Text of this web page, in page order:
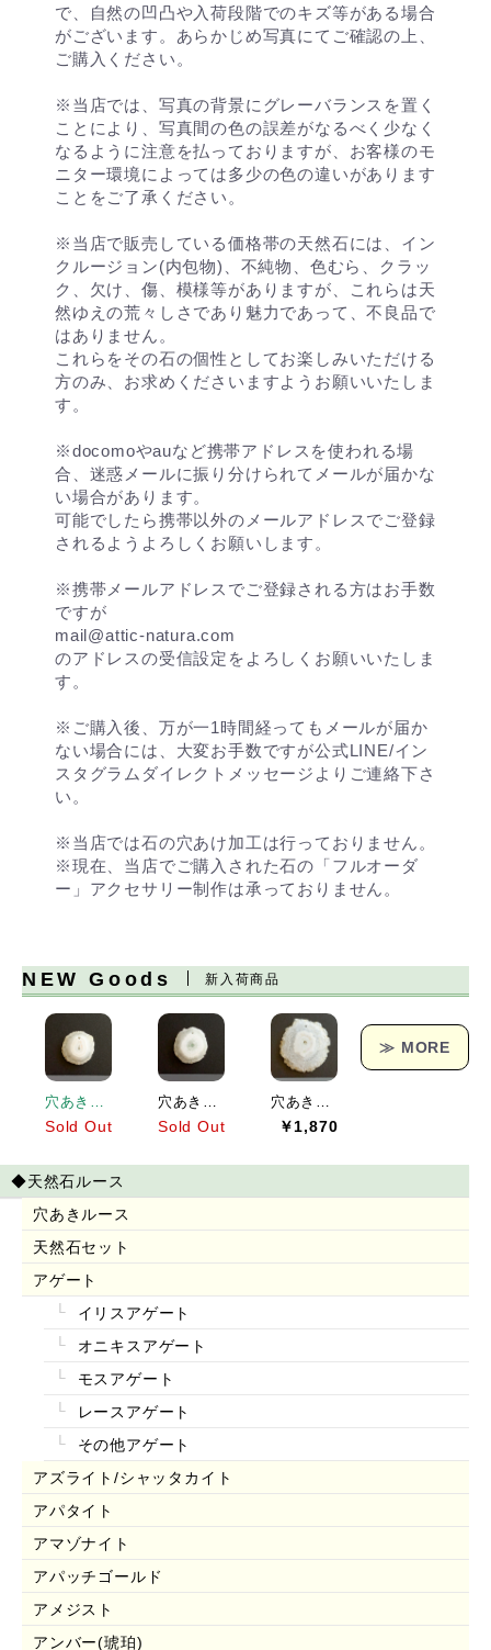
で、自然の凹凸や入荷段階でのキズ等がある場合
がございます。あらかじめ写真にてご確認の上、
ご購入ください。
※当店では、写真の背景にグレーバランスを置く
ことにより、写真間の色の誤差がなるべく少なく
なるように注意を払っておりますが、お客様のモ
ニター環境によっては多少の色の違いがあります
ことをご了承ください。
※当店で販売している価格帯の天然石には、イン
クルージョン(内包物)、不純物、色むら、クラッ
ク、欠け、傷、模様等がありますが、これらは天
然ゆえの荒々しさであり魅力であって、不良品で
はありません。
これらをその石の個性としてお楽しみいただける
方のみ、お求めくださいますようお願いいたしま
す。
※docomoやauなど携帯アドレスを使われる場
合、迷惑メールに振り分けられてメールが届かな
い場合があります。
可能でしたら携帯以外のメールアドレスでご登録
されるようよろしくお願いします。
※携帯メールアドレスでご登録される方はお手数
ですが
mail@attic-natura.com
のアドレスの受信設定をよろしくお願いいたしま
す。
※ご購入後、万が一1時間経ってもメールが届か
ない場合には、大変お手数ですが公式LINE/イン
スタグラムダイレクトメッセージよりご連絡下さ
い。
※当店では石の穴あけ加工は行っておりません。
※現在、当店でご購入された石の「フルオーダ
ー」アクセサリー制作は承っておりません。
NEW Goods 新入荷商品
Sold Out Sold Out ￥1,870
≫ MORE
◆天然石ルース
穴あきルース
天然石セット
アゲート
イリスアゲート
オニキスアゲート
モスアゲート
レースアゲート
その他アゲート
アズライト/シャッタカイト
アパタイト
アマゾナイト
アパッチゴールド
アメジスト
アンバー(琥珀)